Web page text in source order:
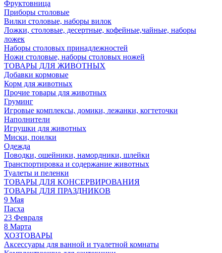
Фруктовница
Приборы столовые
Вилки столовые, наборы вилок
Ложки, столовые, десертные, кофейные,чайные, наборы
ложек
Наборы столовых принадлежностей
Ножи столовые, наборы столовых ножей
ТОВАРЫ ДЛЯ ЖИВОТНЫХ
Добавки кормовые
Корм для животных
Прочие товары для животных
Груминг
Игровые комплексы, домики, лежанки, когтеточки
Наполнители
Игрушки для животных
Миски, поилки
Одежда
Поводки, ошейники, намордники, шлейки
Транспортировка и содержание животных
Туалеты и пеленки
ТОВАРЫ ДЛЯ КОНСЕРВИРОВАНИЯ
ТОВАРЫ ДЛЯ ПРАЗДНИКОВ
9 Мая
Пасха
23 Февраля
8 Марта
ХОЗТОВАРЫ
Аксессуары для ванной и туалетной комнаты